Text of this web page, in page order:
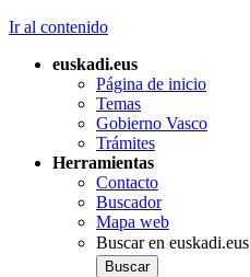
Ir al contenido
euskadi.eus
Página de inicio
Temas
Gobierno Vasco
Trámites
Herramientas
Contacto
Buscador
Mapa web
Buscar en euskadi.eus